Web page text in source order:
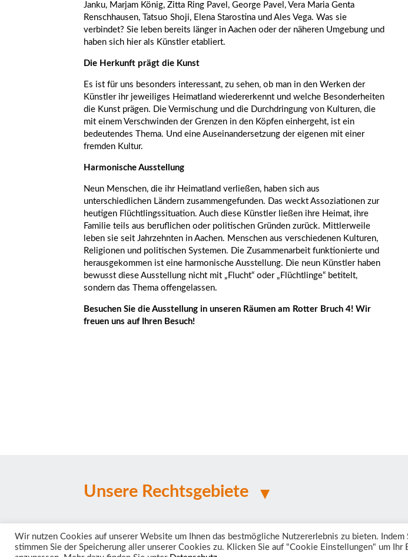
Janku, Marjam König, Zitta Ring Pavel, George Pavel, Vera Maria Genta
Renschhausen, Tatsuo Shoji, Elena Starostina und Ales Vega. Was sie
verbindet? Sie leben bereits länger in Aachen oder der näheren Umgebung und
haben sich hier als Künstler etabliert.
Die Herkunft prägt die Kunst
Es ist für uns besonders interessant, zu sehen, ob man in den Werken der
Künstler ihr jeweiliges Heimatland wiedererkennt und welche Besonderheiten
die Kunst prägen. Die Vermischung und die Durchdringung von Kulturen, die
mit einem Verschwinden der Grenzen in den Köpfen einhergeht, ist ein
bedeutendes Thema. Und eine Auseinandersetzung der eigenen mit einer
fremden Kultur.
Harmonische Ausstellung
Neun Menschen, die ihr Heimatland verließen, haben sich aus
unterschiedlichen Ländern zusammengefunden. Das weckt Assoziationen zur
heutigen Flüchtlingssituation. Auch diese Künstler ließen ihre Heimat, ihre
Familie teils aus beruflichen oder politischen Gründen zurück. Mittlerweile
leben sie seit Jahrzehnten in Aachen. Menschen aus verschiedenen Kulturen,
Religionen und politischen Systemen. Die Zusammenarbeit funktionierte und
herausgekommen ist eine harmonische Ausstellung. Die neun Künstler haben
bewusst diese Ausstellung nicht mit „Flucht“ oder „Flüchtlinge“ betitelt,
sondern das Thema offengelassen.
Besuchen Sie die Ausstellung in unseren Räumen am Rotter Bruch 4! Wir
freuen uns auf Ihren Besuch!
Unsere Rechtsgebiete
Wir nutzen Cookies auf unserer Website um Ihnen das bestmögliche Nutzererlebnis zu bieten.
stimmen Sie der Speicherung aller unserer Cookies zu. Klicken Sie auf "Cookie Einstellungen" um Ihr